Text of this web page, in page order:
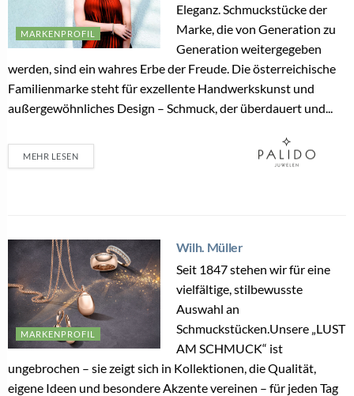
MARKENPROFIL
Eleganz. Schmuckstücke der
Marke, die von Generation zu
Generation weitergegeben
werden, sind ein wahres Erbe der Freude. Die österreichische
Familienmarke steht für exzellente Handwerkskunst und
außergewöhnliches Design – Schmuck, der überdauert und...
MEHR LESEN
MARKENPROFIL
Wilh. Müller
Seit 1847 stehen wir für eine
vielfältige, stilbewusste
Auswahl an
Schmuckstücken.Unsere „LUST
AM SCHMUCK“ ist
ungebrochen – sie zeigt sich in Kollektionen, die Qualität,
eigene Ideen und besondere Akzente vereinen – für jeden Tag